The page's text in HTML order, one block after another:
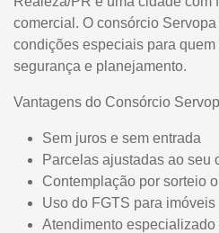
comercial. O consórcio
condições especiais para
segurança e planejamento.
Vantagens do Consórcio
Sem juros e sem entrada
Parcelas ajustadas ao seu
Contemplação por sorteio
Uso do FGTS para imóveis
Atendimento